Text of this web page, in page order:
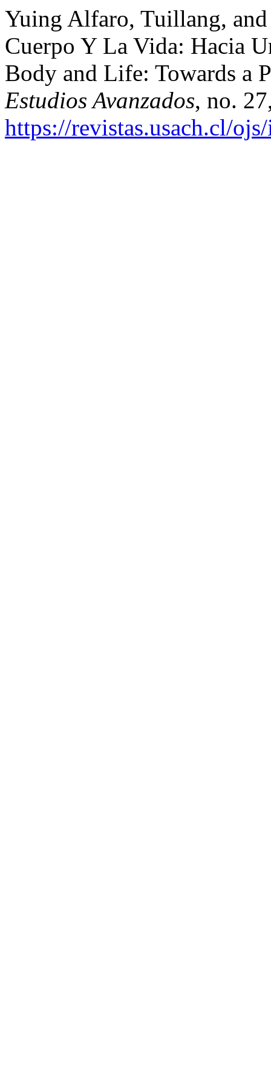
Yuing Alfaro, Tuillang,
Cuerpo Y La Vida: Hacia
Body and Life: Towards a
Estudios Avanzados, no.
https://revistas.usach.cl/